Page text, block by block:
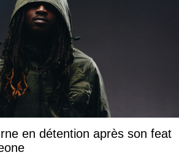
en détention après son feat